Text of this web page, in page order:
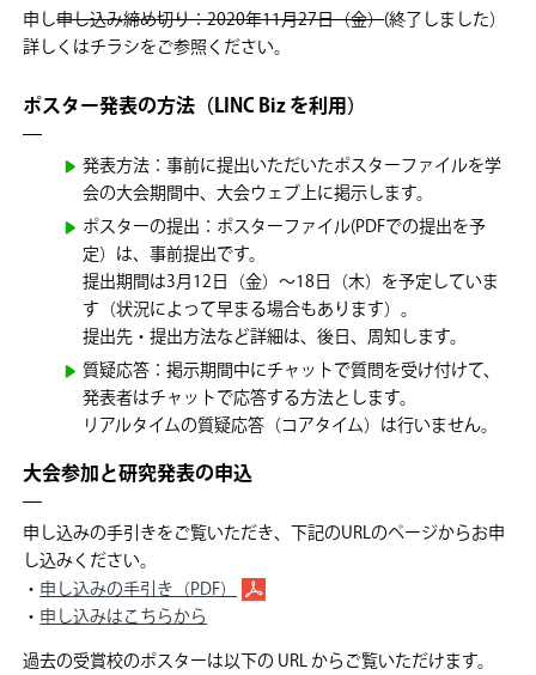
申し申し込み締め切り：2020年11月27日（金）(終了しました）
詳しくはチラシをご参照ください。
ポスター発表の方法（LINC Biz を利用）
発表方法：事前に提出いただいたポスターファイルを学
会の大会期間中、大会ウェブ上に掲示します。
ポスターの提出：ポスターファイル(PDFでの提出を予
定）は、事前提出です。
提出期間は3月12日（金）～18日（木）を予定していま
す（状況によって早まる場合もあります）。
提出先・提出方法など詳細は、後日、周知します。
質疑応答：掲示期間中にチャットで質問を受け付けて、
発表者はチャットで応答する方法とします。
リアルタイムの質疑応答（コアタイム）は行いません。
大会参加と研究発表の申込
申し込みの手引きをご覧いただき、下記のURLのページからお申
し込みください。
・ 申し込みの手引き（PDF）
・申し込みはこちらから
過去の受賞校のポスターは以下の URL からご覧いただけます。